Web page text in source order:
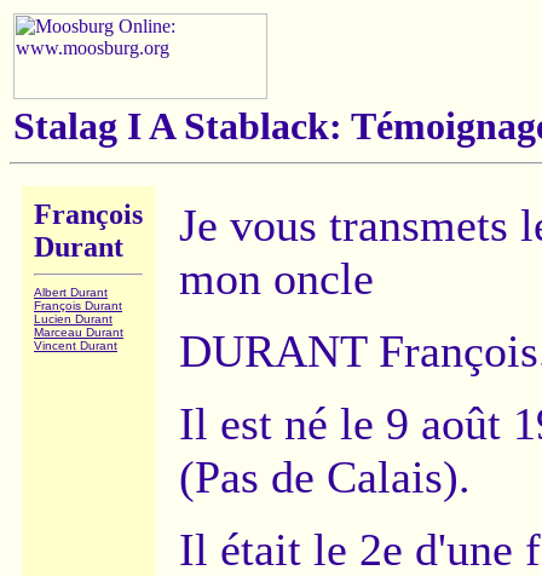
Stalag I A Stablack:
François
Durant
Albert Durant
François Durant
Lucien Durant
Marceau Durant
Vincent Durant
Je vous transmets
mon oncle
DURANT
Il est né le 9 août
(Pas de Calais).
Il était le 2e d'une